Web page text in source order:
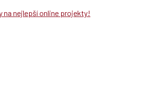
nejlepší online projekty!